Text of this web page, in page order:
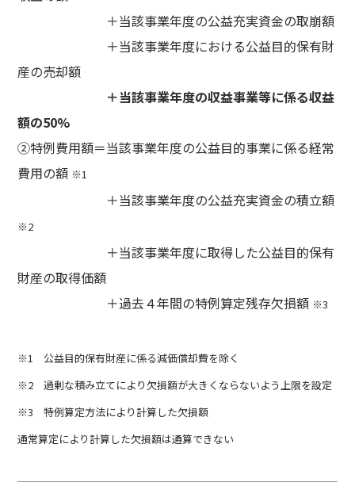
＋当該事業年度の公益充実資金の取崩額
＋当該事業年度における公益目的保有財
産の売却額
＋当該事業年度の収益事業等に係る収益
額の50%
②特例費用額＝当該事業年度の公益目的事業に係る経常
費用の額 ※1
＋当該事業年度の公益充実資金の積立額
※2
＋当該事業年度に取得した公益目的保有
財産の取得価額
＋過去４年間の特例算定残存欠損額 ※3
※1 公益目的保有財産に係る減価償却費を除く
※2 過剰な積み立てにより欠損額が大きくならないよう上限を設定
※3 特例算定方法により計算した欠損額
通常算定により計算した欠損額は通算できない